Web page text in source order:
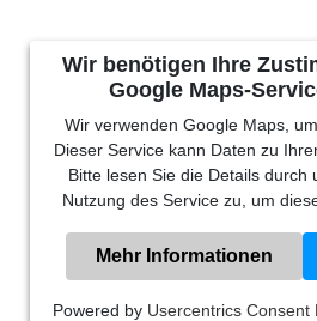
Wir benötigen Ihre
Google Maps-
Wir verwenden Google Maps,
Dieser Service kann Daten zu
Bitte lesen Sie die Details durch
Nutzung des Service zu, um
Mehr Informationen
Powered by Usercentrics